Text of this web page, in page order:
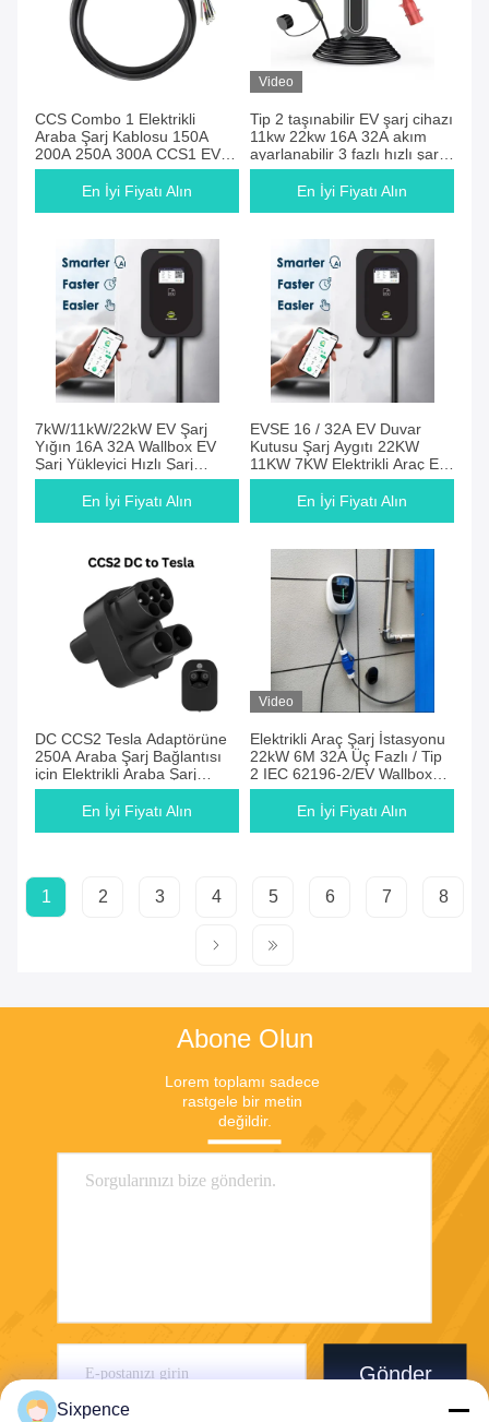
CCS Combo 1 Elektrikli
Araba Şarj Kablosu 150A
200A 250A 300A CCS1 EV
Bağlantısı
En İyi Fiyatı Alın
Video
Tip 2 taşınabilir EV şarj cihazı
11kw 22kw 16A 32A akım
ayarlanabilir 3 fazlı hızlı şarj
EV şarj cihazı
En İyi Fiyatı Alın
7kW/11kW/22kW EV Şarj
Yığın 16A 32A Wallbox EV
Şarj Yükleyici Hızlı Şarj
Elektrikli Araç AC Şarj
İstasyonuEn İyi Fiyatı Alın
EVSE 16 / 32A EV Duvar
Kutusu Şarj Aygıtı 22KW
11KW 7KW Elektrikli Araç EV
Şarj İstasyonu
En İyi Fiyatı Alın
DC CCS2 Tesla Adaptörüne
250A Araba Şarj Bağlantısı
için Elektrikli Araba Şarj
Adaptörü
En İyi Fiyatı Alın
Video
Elektrikli Araç Şarj İstasyonu
22kW 6M 32A Üç Fazlı / Tip
2 IEC 62196-2/EV Wallbox
Hızlı Şarj APP Kontrolü
En İyi Fiyatı Alın
1 2 3 4 5 6 7 8
Abone Olun
Lorem toplamı sadece
rastgele bir metin
değildir.
Gönder
Sixpence